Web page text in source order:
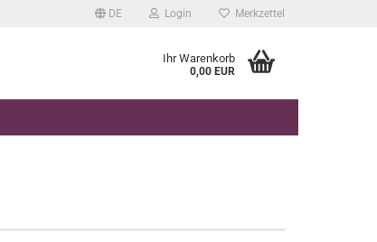
DE Login Merkzettel
Ihr Warenkorb
0,00 EUR